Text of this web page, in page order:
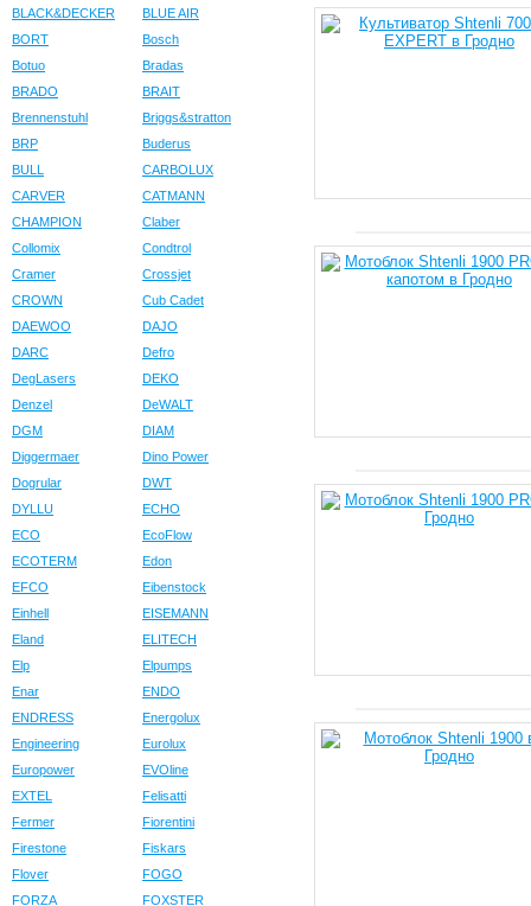
BLACK&DECKER
BLUE AIR
BORT
Bosch
Botuo
Bradas
BRADO
BRAIT
Brennenstuhl
Briggs&stratton
BRP
Buderus
BULL
CARBOLUX
CARVER
CATMANN
CHAMPION
Claber
Collomix
Condtrol
Cramer
Crossjet
CROWN
Cub Cadet
DAEWOO
DAJO
DARC
Defro
DegLasers
DEKO
Denzel
DeWALT
DGM
DIAM
Diggermaer
Dino Power
Dogrular
DWT
DYLLU
ECHO
ECO
EcoFlow
ECOTERM
Edon
EFCO
Eibenstock
Einhell
EISEMANN
Eland
ELITECH
Elp
Elpumps
Enar
ENDO
ENDRESS
Energolux
Engineering
Eurolux
Europower
EVOline
EXTEL
Felisatti
Fermer
Fiorentini
Firestone
Fiskars
Flover
FOGO
FORZA
FOXSTER